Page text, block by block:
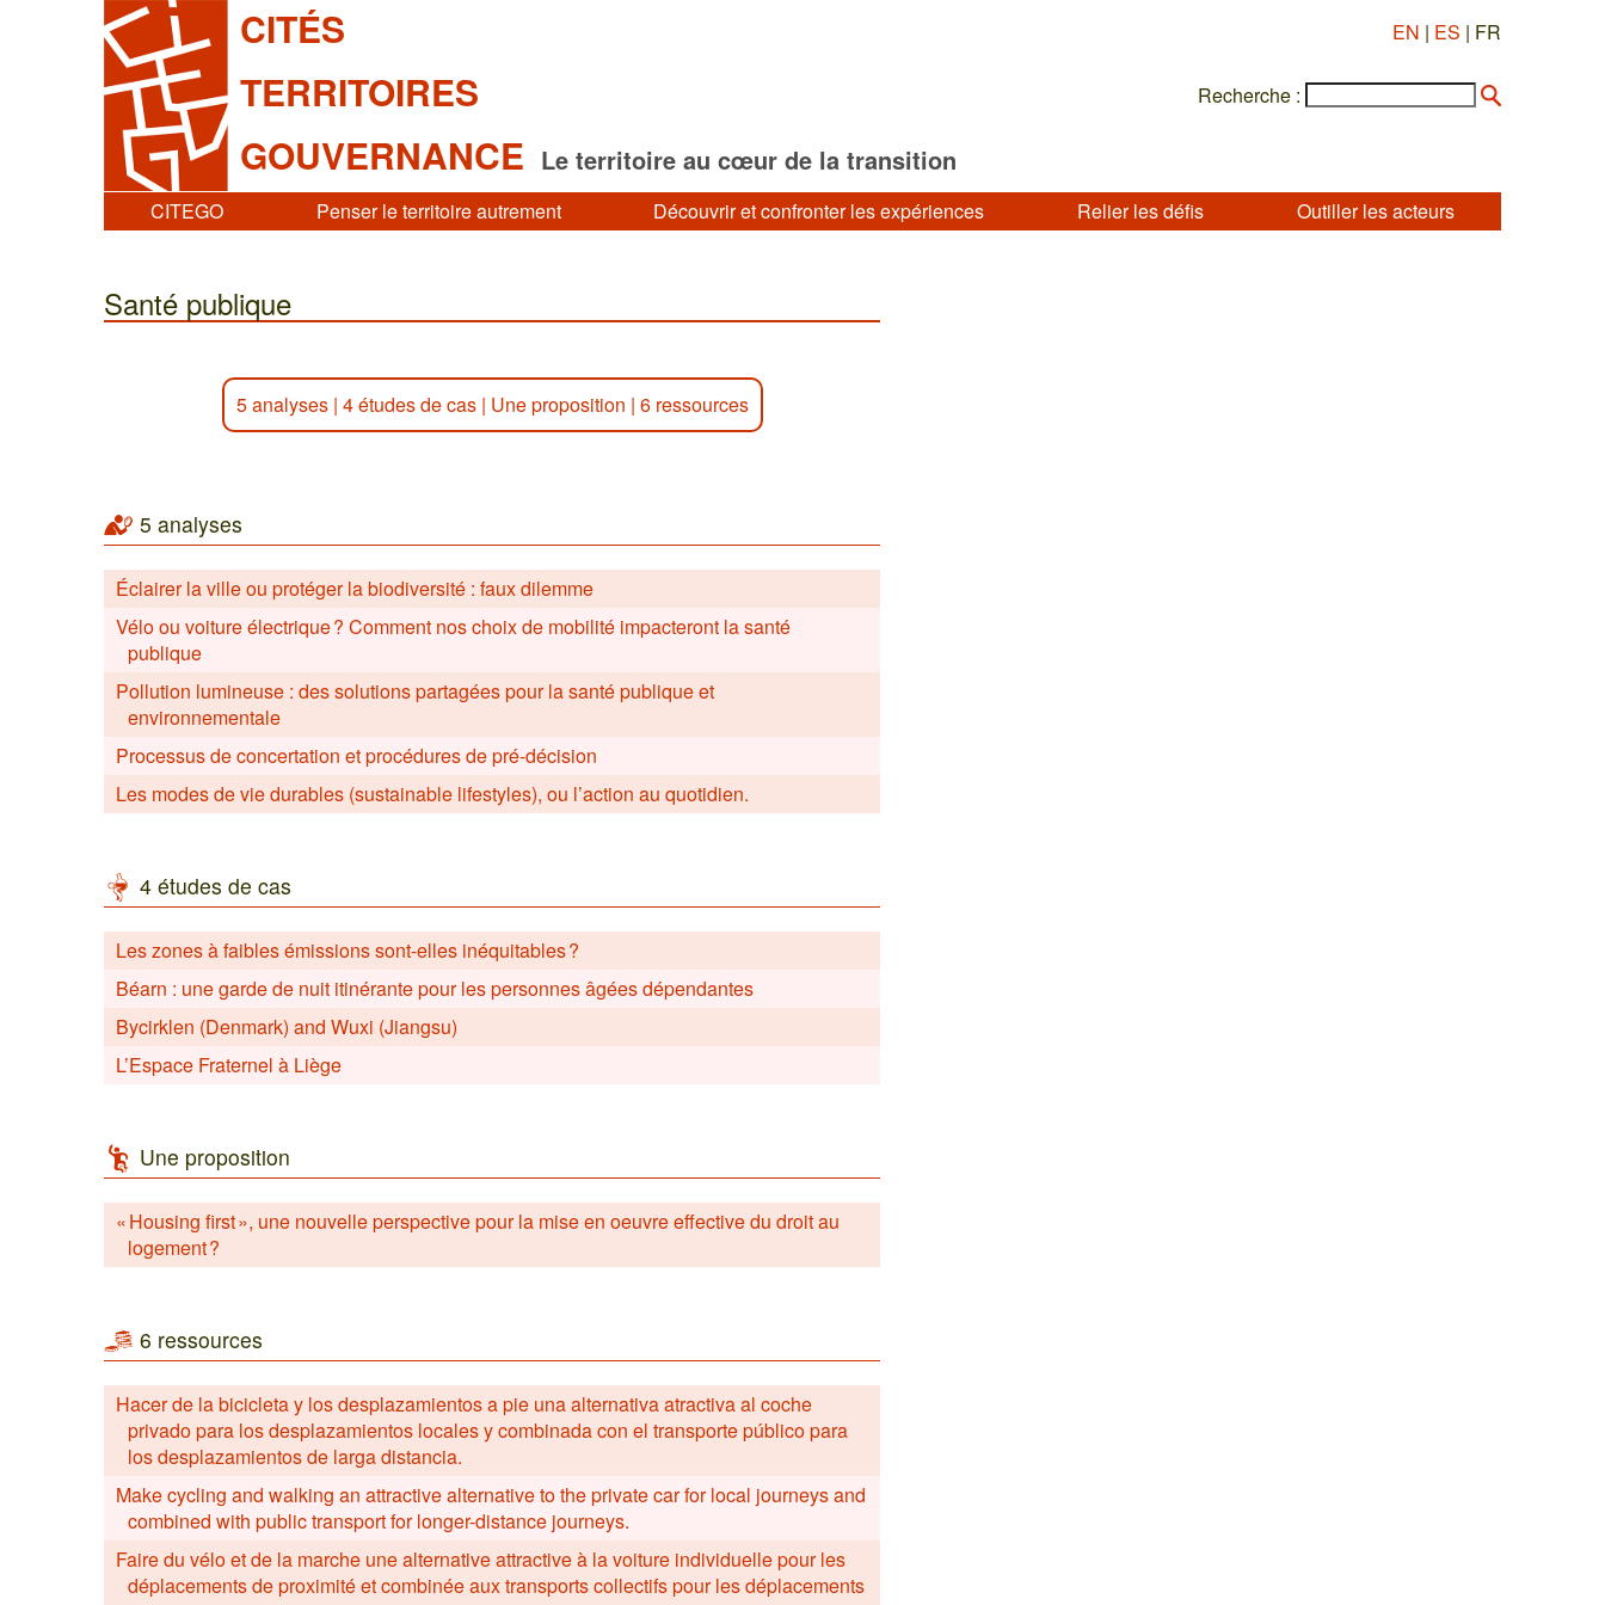
CITÉS
TERRITOIRES
GOUVERNANCE Le territoire au cœur de la transition
EN | ES | FR
Recherche :
CITEGO Penser le territoire autrement Découvrir et confronter les expériences Relier les défis Outiller les acteurs
Santé publique
5 analyses| 4 études de cas| Une proposition | 6 ressources
5 analyses
Éclairer la ville ou protéger la biodiversité : faux dilemme
Vélo ou voiture électrique ? Comment nos choix de mobilité impacteront la santé
publique
Pollution lumineuse : des solutions partagées pour la santé publique et
environnementale
Processus de concertation et procédures de pré-décision
Les modes de vie durables (sustainable lifestyles), ou l’action au quotidien.
4 études de cas
Les zones à faibles émissions sont-elles inéquitables ?
Béarn : une garde de nuit itinérante pour les personnes âgées dépendantes
Bycirklen (Denmark) and Wuxi (Jiangsu)
L’Espace Fraternel à Liège
Une proposition
« Housing first », une nouvelle perspective pour la mise en oeuvre effective du droit au
logement ?
6 ressources
Hacer de la bicicleta y los desplazamientos a pie una alternativa atractiva al coche
privado para los desplazamientos locales y combinada con el transporte público para
los desplazamientos de larga distancia.
Make cycling and walking an attractive alternative to the private car for local journeys and
combined with public transport for longer-distance journeys.
Faire du vélo et de la marche une alternative attractive à la voiture individuelle pour les
déplacements de proximité et combinée aux transports collectifs pour les déplacements